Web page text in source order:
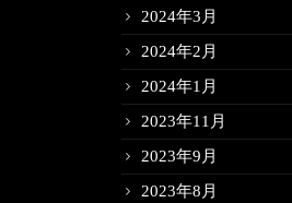
2024年3月
2024年2月
2024年1月
2023年11月
2023年9月
2023年8月